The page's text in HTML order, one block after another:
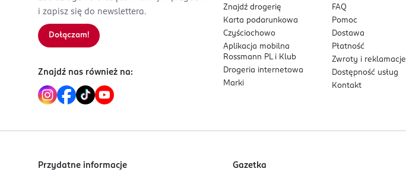
zbiornik z możliwością przykrycia urządzenia,
wymiary: wysokość - 17,27 cm, szerokość - 13,72 cm, głębokość - 11,18 cm.
Sofibel SAS
Rue Victor Hugo 110-114
921686
service.consommateurs@sofibel.fr
FR-Francja
0 073950 336727
i zapisz się do newslettera.
Dołączam!
Znajdź nas również na:
Znajdź drogerię
Karta podarunkowa
Czyściochowo
Aplikacja mobilna
Rossmann PL i Klub
Drogeria internetowa
Marki
FAQ
Pomoc
Dostawa
Płatność
Zwroty i reklamacje
Dostępność usług
Kontakt
Przydatne informacje Gazetka